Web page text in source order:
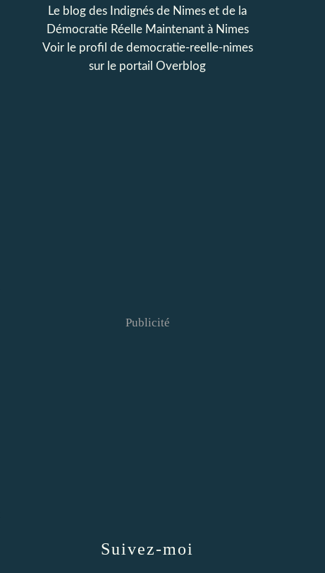
Le blog des Indignés de Nimes et de la
Démocratie Réelle Maintenant à Nimes
Voir le profil de democratie-reelle-nimes
sur le portail Overblog
Suivez-moi
Publicité